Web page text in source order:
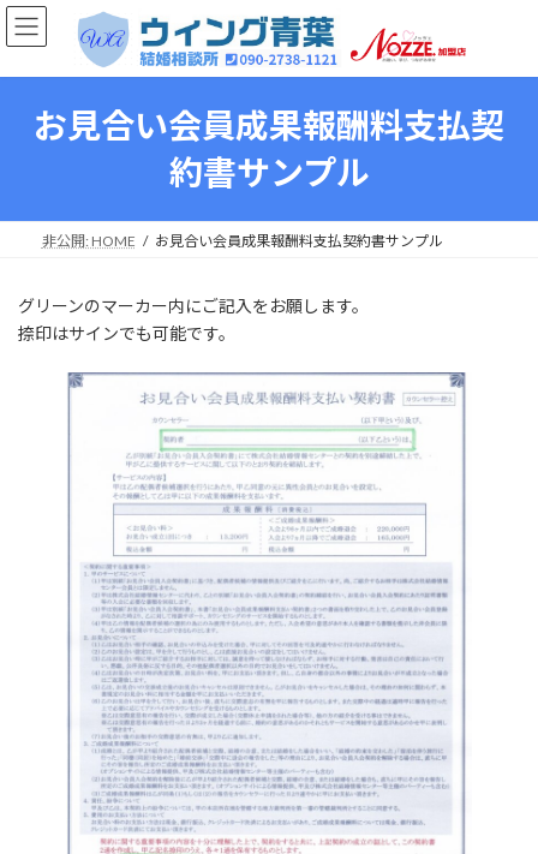
コ
ン
ン
プ
ナ
ビ
ー
動
お見合い会員成果報酬料支払契
約書サンプル
非公開: HOME お見合い会員成果報酬料支払契約書サンプル
グリーンのマーカー内にご記入をお願します。
捺印はサインでも可能です。